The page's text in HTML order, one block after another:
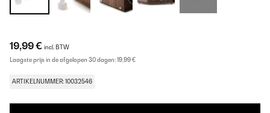
19,99 € incl. BTW
Laagste prijs in de afgelopen 30 dagen:19,99 €
ARTIKELNUMMER: 10032546